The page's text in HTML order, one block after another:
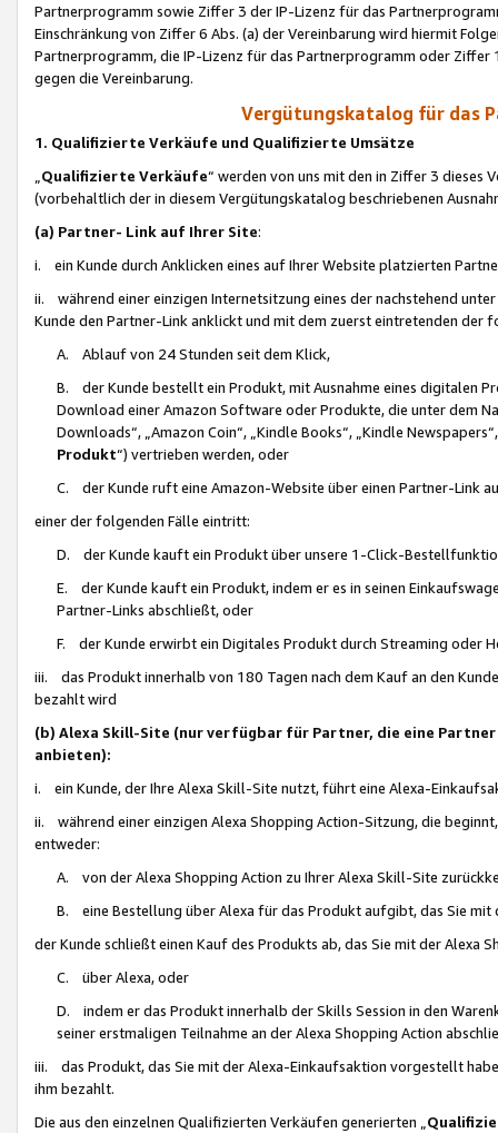
Partnerprogramm sowie Ziffer 3 der IP-Lizenz für das
Einschränkung von Ziffer 6 Abs. (a) der Vereinbarung wird hiermit
Partnerprogramm, die IP-Lizenz für das Partnerprogramm oder
gegen die Vereinbarung.
Vergütungskatalog für das
1. Qualifizierte Verkäufe und Qualifizierte Umsätze
Qualifizierte Verkäufe“ werden von uns mit den in Ziffer 3
(vorbehaltlich der in diesem Vergütungskatalog beschriebenen
(a) Partner- Link auf Ihrer Site:
i. ein Kunde durch Anklicken eines auf Ihrer Website platzierten
ii. während einer einzigen Internetsitzung eines der nachstehend
Kunde den Partner-Link anklickt und mit dem zuerst eintretenden der
A. Ablauf von 24 Stunden seit dem Klick,
B. der Kunde bestellt ein Produkt, mit Ausnahme eines digitalen
Download einer Amazon Software oder Produkte, die unter dem
Downloads“, „Amazon Coin“, „Kindle Books“, „Kindle
Produkt“) vertrieben werden, oder
C. der Kunde ruft eine Amazon-Website über einen Partner-Link
einer der folgenden Fälle eintritt:
D. der Kunde kauft ein Produkt über unsere 1-Click-
E. der Kunde kauft ein Produkt, indem er es in seinen
Partner-Links abschließt, oder
F. der Kunde erwirbt ein Digitales Produkt durch Streaming oder
iii. das Produkt innerhalb von 180 Tagen nach dem Kauf an den
bezahlt wird
(b) Alexa Skill-Site (nur verfügbar für Partner, die eine
anbieten):
i. ein Kunde, der Ihre Alexa Skill-Site nutzt, führt eine Alexa-
ii. während einer einzigen Alexa Shopping Action-Sitzung, die
entweder:
A. von der Alexa Shopping Action zu Ihrer Alexa Skill-Site
B. eine Bestellung über Alexa für das Produkt aufgibt, das Sie mit
der Kunde schließt einen Kauf des Produkts ab, das Sie mit der Alexa
C. über Alexa, oder
D. indem er das Produkt innerhalb der Skills Session in den
seiner erstmaligen Teilnahme an der Alexa Shopping Action
iii. das Produkt, das Sie mit der Alexa-Einkaufsaktion vorgestellt
ihm bezahlt.
Die aus den einzelnen Qualifizierten Verkäufen generierten „